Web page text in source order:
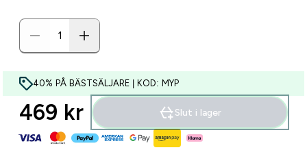
40% PÅ BÄSTSÄLJARE | KOD: MYP
469 kr‎ Slut i lager